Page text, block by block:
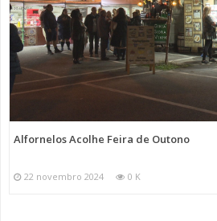
Alfornelos Acolhe Feira de Outono
22 novembro 2024 0 K